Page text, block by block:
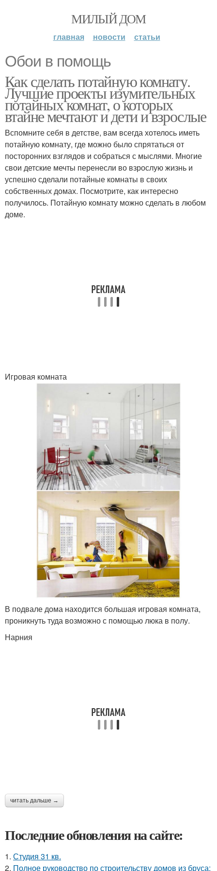
МИЛЫЙ ДОМ
главная новости статьи
Обои в помощь
Как сделать потайную комнату.
Лучшие проекты изумительных
потайных комнат, о которых
втайне мечтают и дети и взрослые
Вспомните себя в детстве, вам всегда хотелось иметь
потайную комнату, где можно было спрятаться от
посторонних взглядов и собраться с мыслями. Многие
свои детские мечты перенесли во взрослую жизнь и
успешно сделали потайные комнаты в своих
собственных домах. Посмотрите, как интересно
получилось. Потайную комнату можно сделать в любом
доме.
Игровая комната
В подвале дома находится большая игровая комната,
проникнуть туда возможно с помощью люка в полу.
Нарния
читать дальше →
Последние обновления на сайте:
1. Студия 31 кв.
2. Полное руководство по строительству домов из бруса: